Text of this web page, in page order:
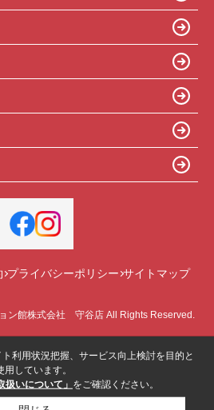
プライバシーポリシー サイトマップ
ン館株式会社 守谷店 All Rights Reserved.
利用状況把握、サービス向上検討を目的と
しています。
扱いについて」 をご確認ください。